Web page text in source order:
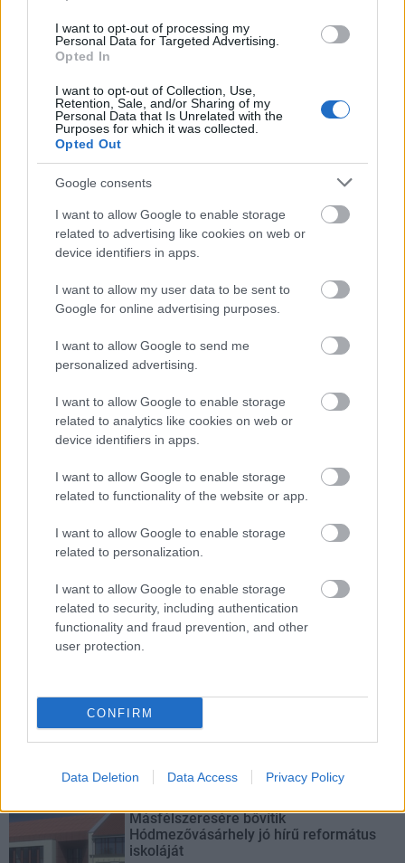
I want to opt-out of processing my
Personal Data for Targeted Advertising.
Opted In
I want to opt-out of Collection, Use,
Retention, Sale, and/or Sharing of my
Personal Data that Is Unrelated with the
Purposes for which it was collected.
Opted Out
Google consents
I want to allow Google to enable storage
related to advertising like cookies on web or
device identifiers in apps.
I want to allow my user data to be sent to
Google for online advertising purposes.
I want to allow Google to send me
personalized advertising.
I want to allow Google to enable storage
related to analytics like cookies on web or
device identifiers in apps.
I want to allow Google to enable storage
related to functionality of the website or app.
I want to allow Google to enable storage
related to personalization.
I want to allow Google to enable storage
related to security, including authentication
functionality and fraud prevention, and other
user protection.
CONFIRM
Data Deletion Data Access Privacy Policy
Újragondolják Lipótváros rejtett, zöld parkját
Indulhat a Honvéd tér megújításának tervezése, ahol a
középpontba.
Történelmi táj, amelynek minden köve
mesél – megújul a tatai Angolkert
M1 bővítés: már zajlik a teljesen új
Bicske Kelet csomópont építése
Új gyalogosátkelők és jelzőlámpás
Másfélszeresére bővítik
Hódmezővásárhely jó hírű református
iskoláját